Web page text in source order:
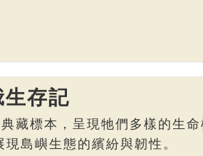
存記
藏標本，呈現牠們多樣的生命
島嶼生態的繽紛與韌性。